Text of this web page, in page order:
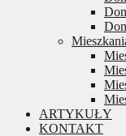
ARTYKUŁY
KONTAKT